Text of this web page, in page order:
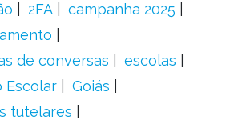
2FA
campanha 2025
de conversas
escolas
Escolar
Goiás
tutelares